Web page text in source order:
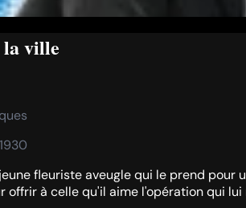
la ville
fleuriste aveugle qui le prend pour
offrir à celle qu'il aime l'opération qui